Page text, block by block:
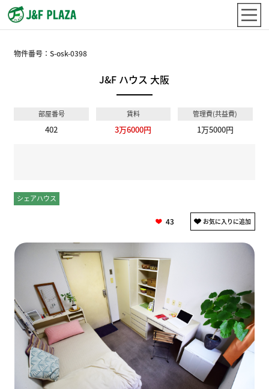
物件番号：S-osk-0398
J&F ハウス 大阪
部屋番号
402
賃料
3万6000円
管理費(共益費)
1万5000円
シェアハウス
43